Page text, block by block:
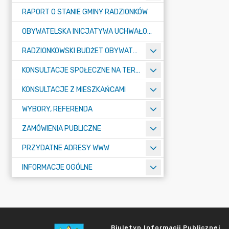
RAPORT O STANIE GMINY RADZIONKÓW
OBYWATELSKA INICJATYWA UCHWAŁODAWCZA
RADZIONKOWSKI BUDŻET OBYWATELSKI
KONSULTACJE SPOŁECZNE NA TERENIE MIASTA RADZIONKÓW
KONSULTACJE Z MIESZKAŃCAMI
WYBORY, REFERENDA
ZAMÓWIENIA PUBLICZNE
PRZYDATNE ADRESY WWW
INFORMACJE OGÓLNE
Biuletyn Informacji Publicznej